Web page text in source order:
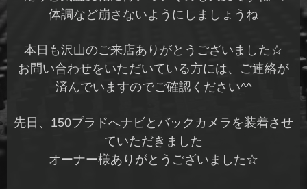
体調など崩さないようにしましょうね
本日も沢山のご来店ありがとうございました☆
お問い合わせをいただいている方には、ご連絡が
済んでいますのでご確認ください^^
先日、150プラドへナビとバックカメラを装着させ
ていただきました
オーナー様ありがとうございました☆